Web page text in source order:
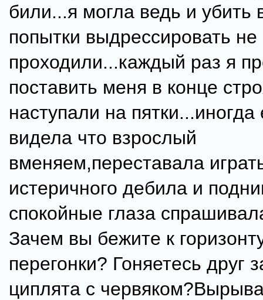
били...я могла ведь и убить
попытки выдрессировать не
проходили...каждый раз я
поставить меня в конце
наступали на пятки...иногда
видела что взрослый
вменяем,переставала
истеричного дебила и
спокойные глаза
Зачем вы бежите к
перегонки? Гоняетесь друг
циплята с